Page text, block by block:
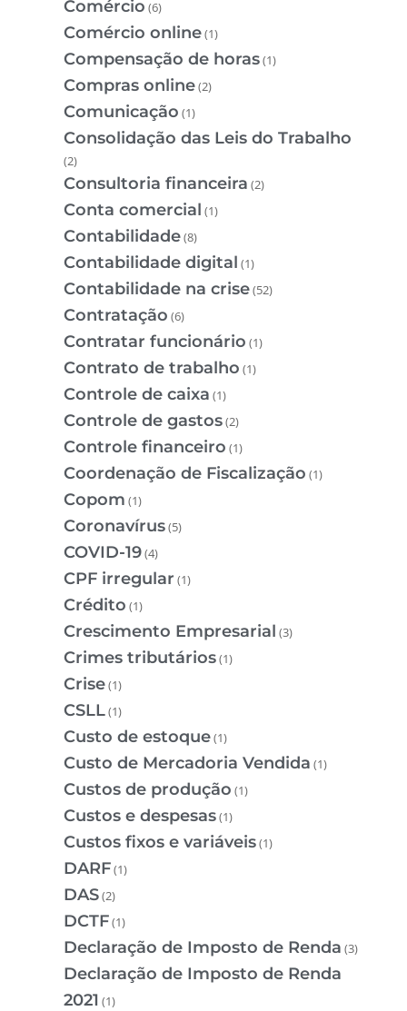
Comércio (6)
Comércio online(1)
Compensação de horas(1)
Compras online(2)
Comunicação (1)
Consolidação das Leis do Trabalho
(2)
Consultoria financeira (2)
Conta comercial (1)
Contabilidade(8)
Contabilidade digital (1)
Contabilidade na crise(52)
Contratação (6)
Contratar funcionário (1)
Contrato de trabalho (1)
Controle de caixa (1)
Controle de gastos(2)
Controle financeiro (1)
Coordenação de Fiscalização (1)
Copom (1)
Coronavírus(5)
COVID-19(4)
CPF irregular (1)
Crédito (1)
Crescimento Empresarial (3)
Crimes tributários(1)
Crise(1)
CSLL(1)
Custo de estoque(1)
Custo de Mercadoria Vendida (1)
Custos de produção (1)
Custos e despesas(1)
Custos fixos e variáveis(1)
DARF(1)
DAS(2)
DCTF(1)
Declaração de Imposto de Renda (3)
Declaração de Imposto de Renda
2021 (1)